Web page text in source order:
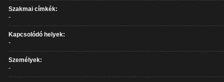
Szakmai címkék:
-
Kapcsolódó helyek:
-
Személyek:
-